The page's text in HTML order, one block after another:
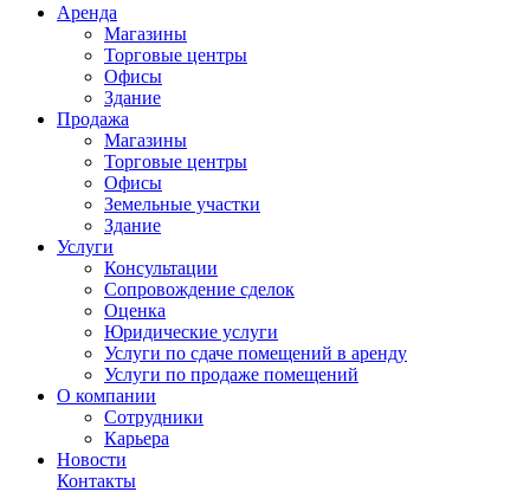
Аренда
Магазины
Торговые центры
Офисы
Здание
Продажа
Магазины
Торговые центры
Офисы
Земельные участки
Здание
Услуги
Консультации
Сопровождение сделок
Оценка
Юридические услуги
Услуги по сдаче помещений в аренду
Услуги по продаже помещений
О компании
Сотрудники
Карьера
Новости
Контакты